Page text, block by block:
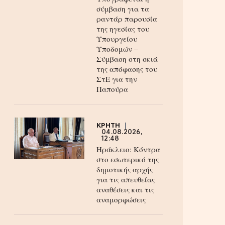
σύμβαση για τα
ραντάρ παρουσία
της ηγεσίας του
Υπουργείου
Υποδομών –
Σύμβαση στη σκιά
της απόφασης του
ΣτΕ για την
Παπούρα
ΚΡΗΤΗ
04.08.2026,
12:48
Ηράκλειο: Κόντρα
στο εσωτερικό της
δημοτικής αρχής
για τις απευθείας
αναθέσεις και τις
αναμορφώσεις